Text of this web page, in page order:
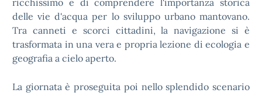
ricchissimo e di comprendere l'importanza storica
delle vie d'acqua per lo sviluppo urbano mantovano.
Tra canneti e scorci cittadini, la navigazione si è
trasformata in una vera e propria lezione di ecologia e
geografia a cielo aperto.
La giornata è proseguita poi nello splendido scenario